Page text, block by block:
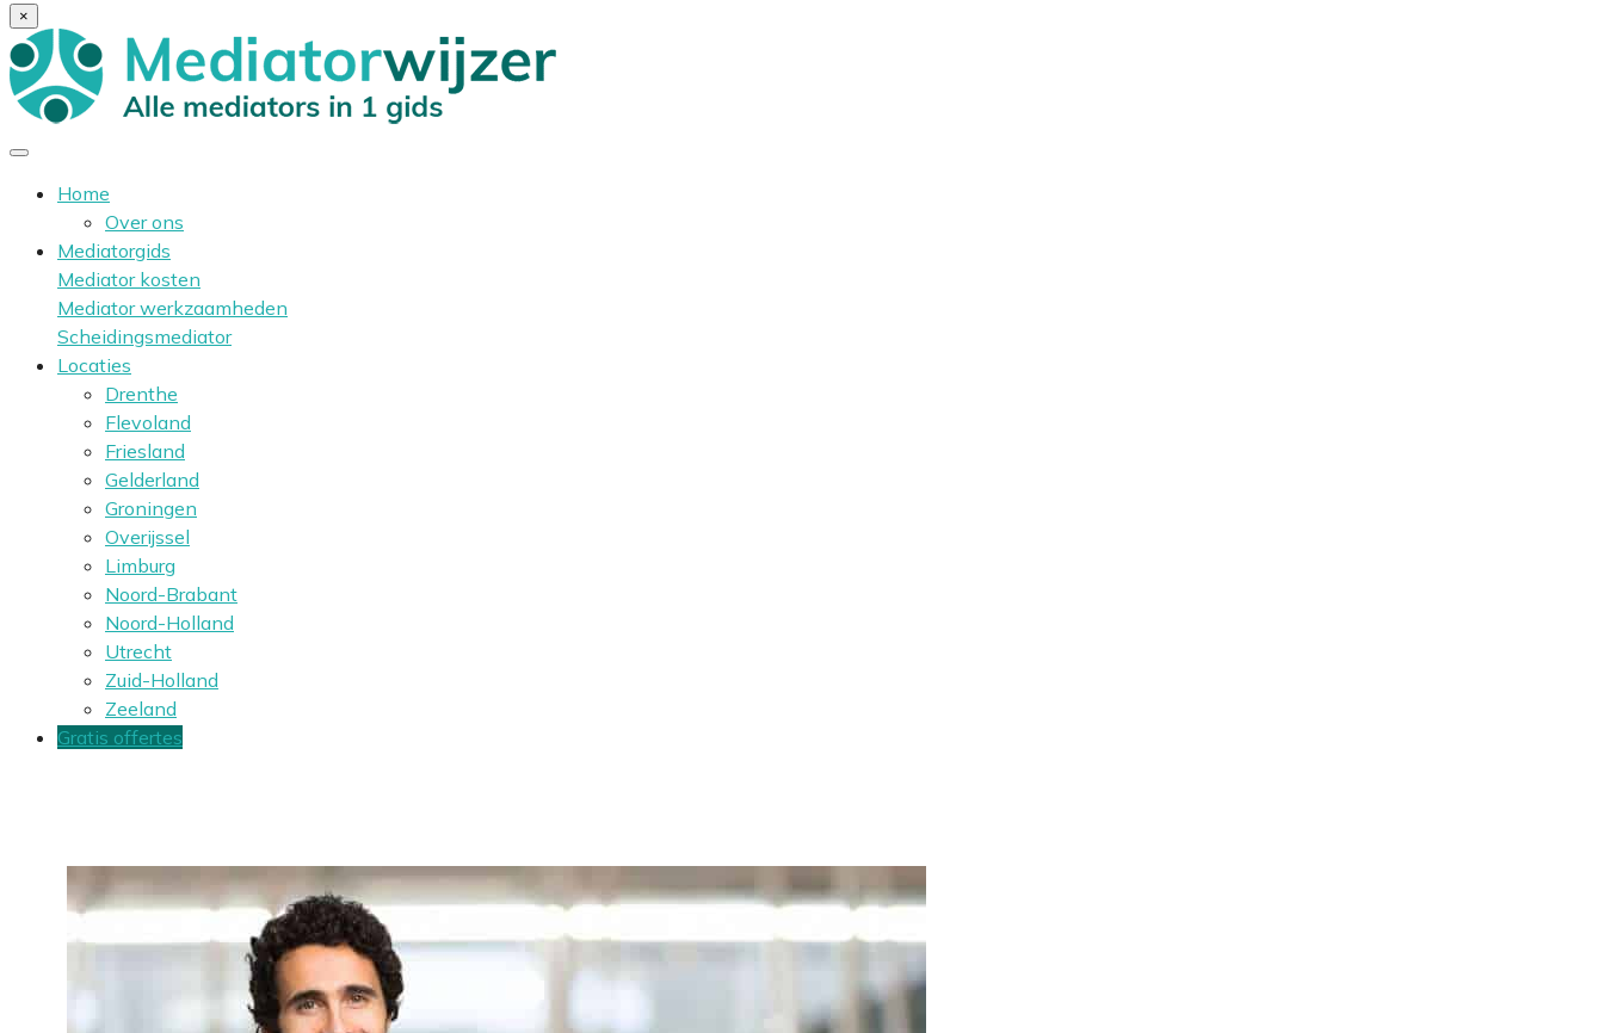
×
Home
Over ons
Mediatorgids
Mediator kosten
Mediator werkzaamheden
Scheidingsmediator
Locaties
Drenthe
Flevoland
Friesland
Gelderland
Groningen
Overijssel
Limburg
Noord-Brabant
Noord-Holland
Utrecht
Zuid-Holland
Zeeland
Gratis offertes